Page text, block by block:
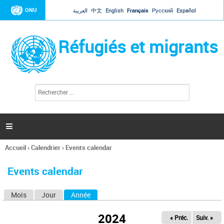
Jump to navigation
ONU العربية 中文 English Français Русский Español
Réfugiés et migrants
l
c
h
e

Vous
ici
Accueil›Calendrier› Events calendar
Events calendar
Mois Jour Année
2024 « Préc. Suiv. »